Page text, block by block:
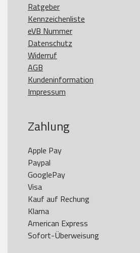
Ratgeber
Kennzeichenliste
eVB Nummer
Datenschutz
Widerruf
AGB
Kundeninformation
Impressum
Zahlung
Apple Pay
Paypal
GooglePay
Visa
Kauf auf Rechung
Klarna
American Express